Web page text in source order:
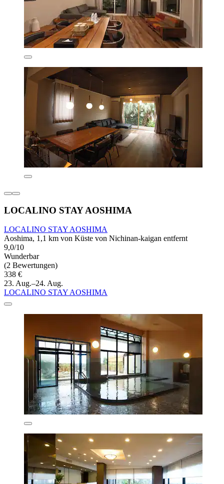
LOCALINO STAY AOSHIMA
LOCALINO STAY AOSHIMA
Aoshima, 1,1 km von Küste von Nichinan-kaigan entfernt
9,0/10
Wunderbar
(2 Bewertungen)
338 €
23. Aug.–24. Aug.
LOCALINO STAY AOSHIMA